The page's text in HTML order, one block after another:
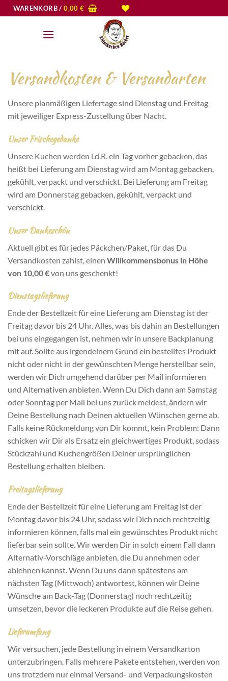
Zum
Inhalt
WARENKORB /0,00€
Versandkosten & Versandarten
Unsere planmäßigen Liefertage sind Dienstag und Freitag
mit jeweiliger Express-Zustellung über Nacht.
Unser Frischegedanke
Unsere Kuchen werden i.d.R. ein Tag vorher gebacken, das
heißt bei Lieferung am Dienstag wird am Montag gebacken,
gekühlt, verpackt und verschickt. Bei Lieferung am Freitag
wird am Donnerstag gebacken, gekühlt, verpackt und
verschickt.
Unser Dankeschön
Aktuell gibt es für jedes Päckchen/Paket, für das Du
Versandkosten zahlst, einen Willkommensbonus in Höhe
von 10,00 €von uns geschenkt!
Dienstagslieferung
Ende der Bestellzeit für eine Lieferung am Dienstag ist der
Freitag davor bis 24 Uhr. Alles, was bis dahin an Bestellungen
bei uns eingegangen ist, nehmen wir in unsere Backplanung
mit auf. Sollte aus irgendeinem Grund ein bestelltes Produkt
nicht oder nicht in der gewünschten Menge herstellbar sein,
werden wir Dich umgehend darüber per Mail informieren
und Alternativen anbieten. Wenn Du Dich dann am Samstag
oder Sonntag per Mail bei uns zurück meldest, ändern wir
Deine Bestellung nach Deinen aktuellen Wünschen gerne ab.
Falls keine Rückmeldung von Dir kommt, kein Problem: Dann
schicken wir Dir als Ersatz ein gleichwertiges Produkt, sodass
Stückzahl und Kuchengrößen Deiner ursprünglichen
Bestellung erhalten bleiben.
Freitagslieferung
Ende der Bestellzeit für eine Lieferung am Freitag ist der
Montag davor bis 24 Uhr, sodass wir Dich noch rechtzeitig
informieren können, falls mal ein gewünschtes Produkt nicht
lieferbar sein sollte. Wir werden Dir in solch einem Fall dann
Alternativ-Vorschläge anbieten, die Du annehmen oder
ablehnen kannst. Wenn Du uns dann spätestens am
nächsten Tag (Mittwoch) antwortest, können wir Deine
Wünsche am Back-Tag (Donnerstag) noch rechtzeitig
umsetzen, bevor die leckeren Produkte auf die Reise gehen.
Lieferumfang
Wir versuchen, jede Bestellung in einem Versandkarton
unterzubringen. Falls mehrere Pakete entstehen, werden von
uns trotzdem nur einmal Versand- und Verpackungskosten